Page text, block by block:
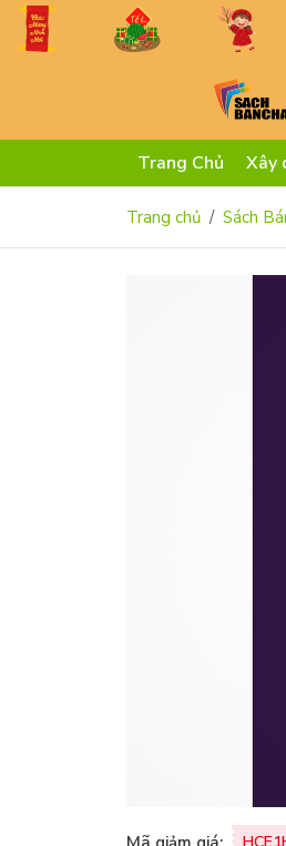
Trang Chủ Xây
Trang chủ Sách